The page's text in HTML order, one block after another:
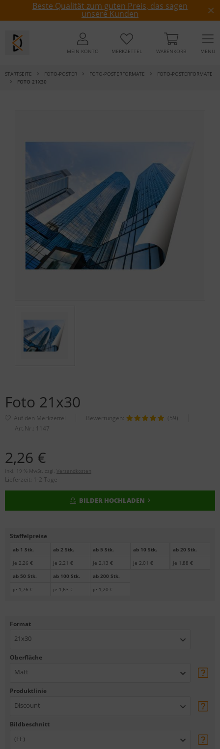
Beste Qualität zum guten Preis, das sagen
unsere Kunden
MEIN KONTO MERKZETTEL WARENKORB MENÜ
STARTSEITE FOTO-POSTER FOTO-POSTERFORMATE
FOTO-POSTERFORMATE
FOTO 21X30
Foto 21x30
Bewertungen:
(59)
Art.Nr.: 1147
2,26 €
inkl. 19 % MwSt. zzgl. Versandkosten
Lieferzeit: 1-2 Tage
BILDER HOCHLADEN
Staffelpreise
ab 1 Stk.
je 2,26 €
ab 2 Stk.
je 2,21 €
ab 5 Stk.
je 2,13 €
ab 10 Stk.
je 2,01 €
ab 20 Stk.
je 1,88 €
ab 50 Stk.
je 1,76 €
ab 100 Stk.
je 1,63 €
ab 200 Stk.
je 1,20 €
Format
21x30
Oberfläche
Matt
Produktlinie
Discount
Bildbeschnitt
(FF)